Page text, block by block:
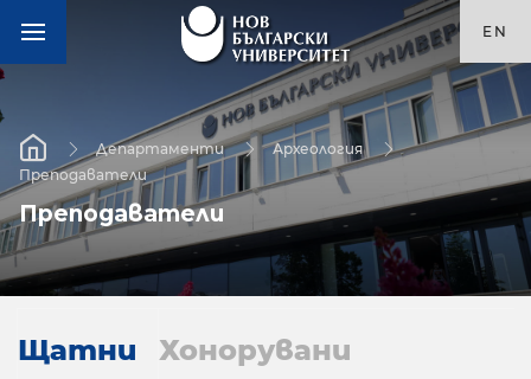
EN
Департаменти
Археология
Преподаватели
Преподаватели
Щатни Хонорувани